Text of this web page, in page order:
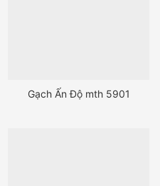
Gạch Ấn Độ mth 5901